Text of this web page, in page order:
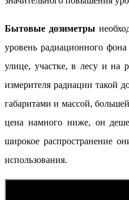
Бытовые дозиметры
уровень радиационного
улице, участке, в лесу и на
измерителя радиации такой
габаритами и массой,
цена намного ниже, он
широкое распространение
использования.